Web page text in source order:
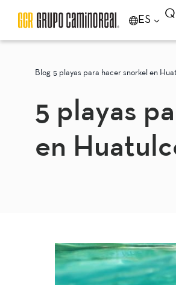
ES
Blog 5 playas para hacer snorkel en
5 playas
en